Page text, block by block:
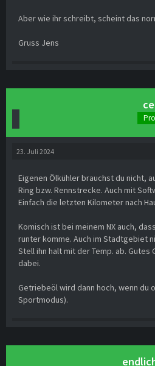
Aber wie ihr schreibt, scheint das
Gruss Jens
23. Juli 2024
Eigenen Ölkühler brauchst du nicht,
Ring bzw. Rennstrecke. Auch mit
Einfach die letzten Kilometer nach
Komisch ist bei meinem NX auch,
runter komme. Auch im Stadtgebiet
Stell ihn halt mit der Temp. ab. Gutes
dabei.
Getriebeöl wird dann hoch, wenn du
Sportmodus).